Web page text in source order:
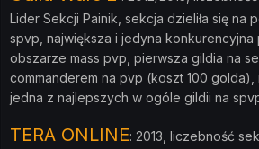
Lider Sekcji Painik, sekcja dzieliła się na
spvp, największa i jedyna konkurencyjna
obszarze mass pvp, pierwsza gildia na
commanderem na pvp (koszt 100 golda),
jedna z najlepszych w ogóle gildii na
TERA ONLINE: 2013, liczebność